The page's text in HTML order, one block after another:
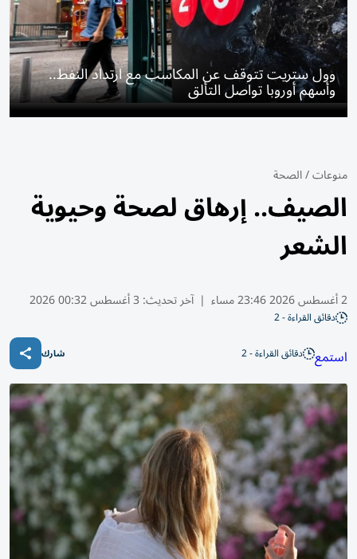
وول ستريت تتوقف عن المكاسب مع ارتداد النفط..
وأسهم أوروبا تواصل التألق
منوعات/الصحة
الصيف.. إرهاق لصحة وحيوية
الشعر
2 أغسطس 2026 23:46 مساء | آخر تحديث: 3 أغسطس 00:32 2026
دقائق القراءة - 2
استمع دقائق القراءة - 2 شارك